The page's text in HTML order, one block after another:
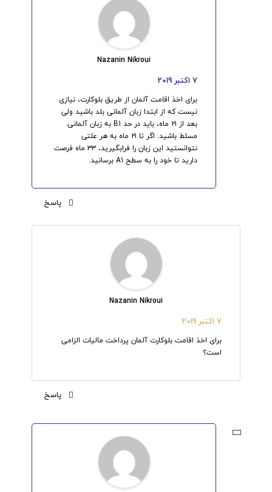
Nazanin Nikroui
7 اکتبر 2019
برای اخذ اقامت آلمان از طریق بلوکارت، نیازی
نیست که از ابتدا زبان آلمانی بلد باشید ولی
بعد از ۲۱ ماه، باید در حد B1 به زبان آلمانی
مسلط باشید. اگر تا ۲۱ ماه به هر علتی
نتوانستید این زبان را فرابگیرید، ۳۳ ماه فرصت
دارید تا خود را به سطح A1 برسانید.
پاسخ
Nazanin Nikroui
7 اکتبر 2019
برای اخذ اقامت بلوکارت آلمان پرداخت مالیات الزامی
است؟
پاسخ